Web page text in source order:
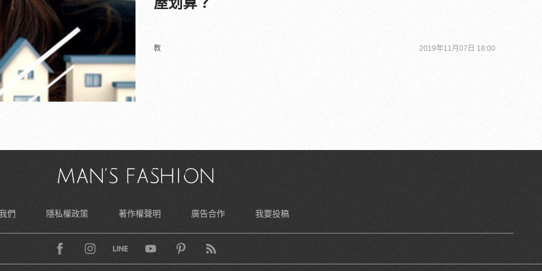
教 2019年11月07日 18:00
們 隱私權政策 著作權聲明 廣告合作 我要投稿